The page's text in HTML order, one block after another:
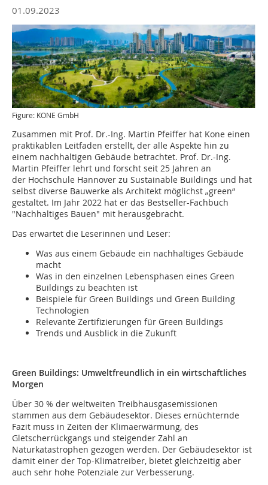
01.09.2023
Figure: KONE GmbH
Zusammen mit Prof. Dr.-Ing. Martin Pfeiffer hat Kone einen
praktikablen Leitfaden erstellt, der alle Aspekte hin zu
einem nachhaltigen Gebäude betrachtet. Prof. Dr.-Ing.
Martin Pfeiffer lehrt und forscht seit 25 Jahren an
der Hochschule Hannover zu Sustainable Buildings und hat
selbst diverse Bauwerke als Architekt möglichst „green“
gestaltet. Im Jahr 2022 hat er das Bestseller-Fachbuch
"Nachhaltiges Bauen" mit herausgebracht.
Das erwartet die Leserinnen und Leser:
Was aus einem Gebäude ein nachhaltiges Gebäude
macht
Was in den einzelnen Lebensphasen eines Green
Buildings zu beachten ist
Beispiele für Green Buildings und Green Building
Technologien
Relevante Zertifizierungen für Green Buildings
Trends und Ausblick in die Zukunft
Green Buildings: Umweltfreundlich in ein wirtschaftliches
Morgen
Über 30 % der weltweiten Treibhausgasemissionen
stammen aus dem Gebäudesektor. Dieses ernüchternde
Fazit muss in Zeiten der Klimaerwärmung, des
Gletscherrückgangs und steigender Zahl an
Naturkatastrophen gezogen werden. Der Gebäudesektor ist
damit einer der Top-Klimatreiber, bietet gleichzeitig aber
auch sehr hohe Potenziale zur Verbesserung.